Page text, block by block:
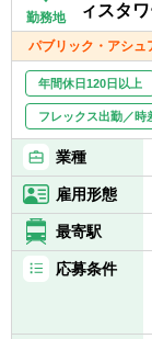
勤務地
ィスタ
パブリック・アシュ
年間休日120日以上
フレックス出勤／時
業種
雇用形態
最寄駅
応募条件